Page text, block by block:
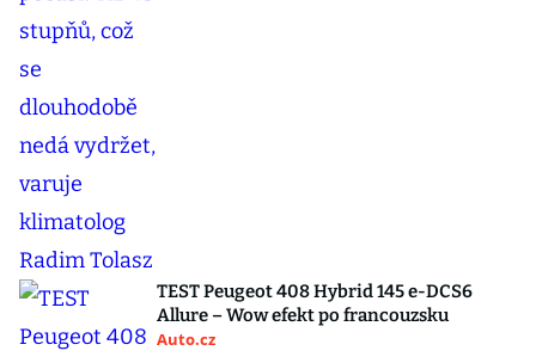
TEST Peugeot 408 Hybrid 145 e-DCS6
Allure – Wow efekt po francouzsku
Auto.cz